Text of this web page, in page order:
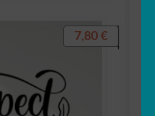
7,80 €